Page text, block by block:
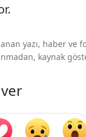
yazı, haber ve
kaynak